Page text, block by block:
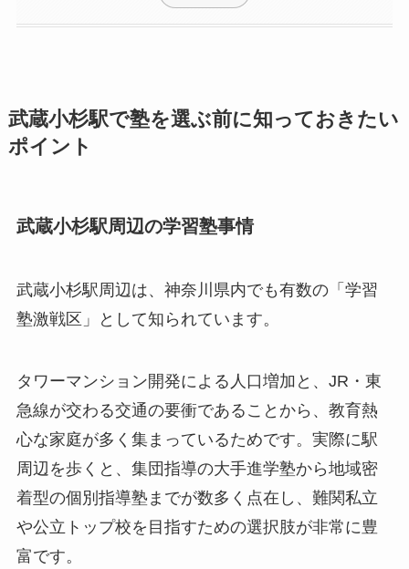
武蔵小杉駅で塾を選ぶ前に知っておきたい
ポイント
武蔵小杉駅周辺の学習塾事情
武蔵小杉駅周辺は、神奈川県内でも有数の「学習
塾激戦区」として知られています。
タワーマンション開発による人口増加と、JR・東
急線が交わる交通の要衝であることから、教育熱
心な家庭が多く集まっているためです。実際に駅
周辺を歩くと、集団指導の大手進学塾から地域密
着型の個別指導塾までが数多く点在し、難関私立
や公立トップ校を目指すための選択肢が非常に豊
富です。